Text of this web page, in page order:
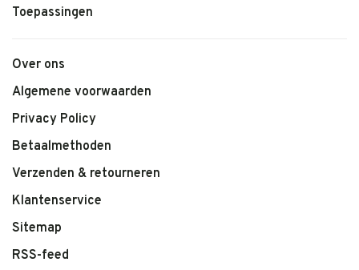
Toepassingen
Over ons
Algemene voorwaarden
Privacy Policy
Betaalmethoden
Verzenden & retourneren
Klantenservice
Sitemap
RSS-feed